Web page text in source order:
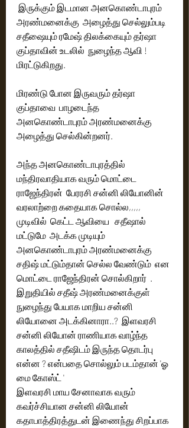
அரண்மனைக்கு  அழைத்து செல்லும்படி
சதீஷையும் ரமேஷ் திலக்கையும் தர்ஷா
குப்தாவின் உடலில்  நுழைந்த ஆவி !
மிரட்டுகிறது.
மிரண்டு போன இருவரும் தர்ஷா
குப்தாவை  பாழடைந்த
அனகொண்டாபுரம் அரண்மனைக்கு
அழைத்து செல்கின்றனர்.
அந்த அனகொண்டாபுரத்தில்
மந்திரவாதியாக வரும் மொட்டை
ராஜேந்திரன்  பேரரசி சன்னி லியோனின்
வரலாற்றை கதையாக சொல்ல,,,,,
முடிவில்  கெட்ட ஆவியை   சதீஷால்
மட்டுமே  அடக்க முடியும்
அனகொண்டாபுரம் அரண்மனைக்கு
சதிஷ் மட்டும்தான் செல்ல வேண்டும்  என
மொட்டை ராஜேந்திரன் சொல்கிறார்  .
இறுதியில் சதீஷ் அரண்மனைக்குள்
நுழைந்து பேயாக மாறிய சன்னி
லியோனை அடக்கினாரா..?  இளவரசி
சன்னி லியோன் ராணியாக வாழ்ந்த
காலத்தில் சதீஷிடம் இருந்த தொடர்பு
என்ன ? என்பதை சொல்லும் படம்தான் 'ஓ
மை கோஸ்ட் '
இளவரசி மாய சேனாவாக வரும்
கவர்ச்சியான சன்னி லியோன்
கதாபாத்திரத்துடன் இணைந்து சிறப்பாக